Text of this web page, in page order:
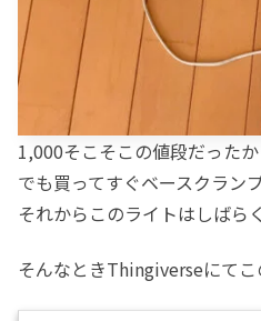
1,000そこそこの値段だったか
でも買ってすぐベースクラン
それからこのライトはしばら
そんなときThingiverseにてこ